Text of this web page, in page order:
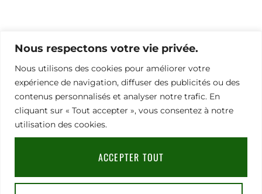
Nous respectons votre vie privée.
Nous utilisons des cookies pour améliorer votre
expérience de navigation, diffuser des publicités ou des
contenus personnalisés et analyser notre trafic. En
cliquant sur « Tout accepter », vous consentez à notre
utilisation des cookies.
ACCEPTER TOUT
pour vous inscrire,
Nathalie Hamel bioprogsbr@gmail.com TEL : +33 6 23
08 79 66
Adresse
91
Saint-
Mentions légales